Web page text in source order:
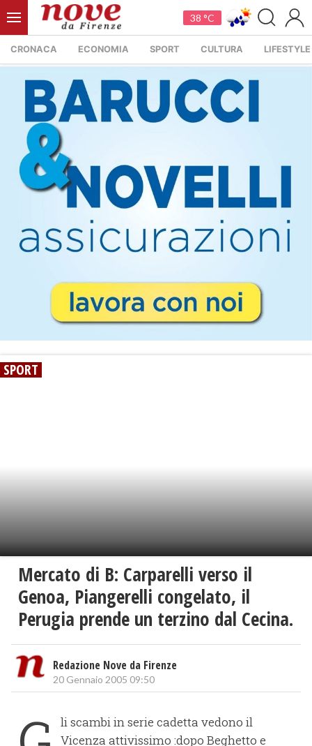
38 °C
CRONACA ECONOMIA SPORT CULTURA LIFESTYLE
SPORT
Mercato di B: Carparelli verso il
Genoa, Piangerelli congelato, il
Perugia prende un terzino dal Cecina.
Redazione Nove da Firenze
20 Gennaio 2005 09:50
li scambi in serie cadetta vedono il
Vicenza attivissimo :dopo Beghetto e